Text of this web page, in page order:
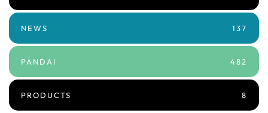
NEWS 137
PANDAI 482
PRODUCTS 8